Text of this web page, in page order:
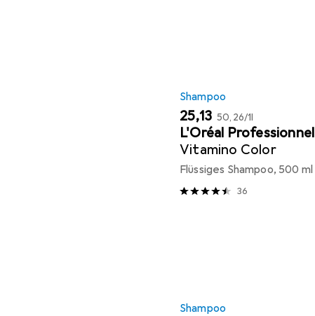
Shampoo
EUR
25,13 EUR
50,26/1l
L'Oréal Professionnel
Vitamino Color
Flüssiges Shampoo, 500 ml
36
Shampoo